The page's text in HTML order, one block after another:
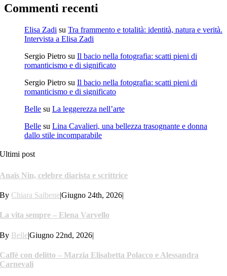
Commenti recenti
Elisa Zadi su Tra frammento e totalità: identità, natura e verità.
Intervista a Elisa Zadi
Sergio Pietro su Il bacio nella fotografia: scatti pieni di
romanticismo e di significato
Sergio Pietro su Il bacio nella fotografia: scatti pieni di
romanticismo e di significato
Belle su La leggerezza nell’arte
Belle su Lina Cavalieri, una bellezza trasognante e donna
dallo stile incomparabile
Ultimi post
Anaïs Nin, celebre diarista e scrittrice
By Chiara Saibene|Giugno 24th, 2026|
La vita sempre – Elena Varvello
By Belle|Giugno 22nd, 2026|
Caffè con delitto – Marzia Elisabetta Polacco e Alessandra
Carnevali